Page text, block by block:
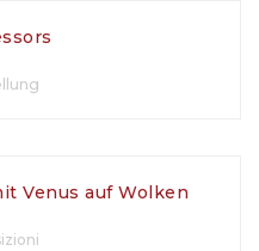
Venus auf Wolken